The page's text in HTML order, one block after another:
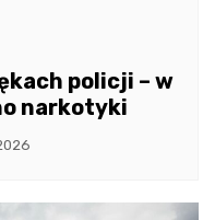
policji – w
narkotyki